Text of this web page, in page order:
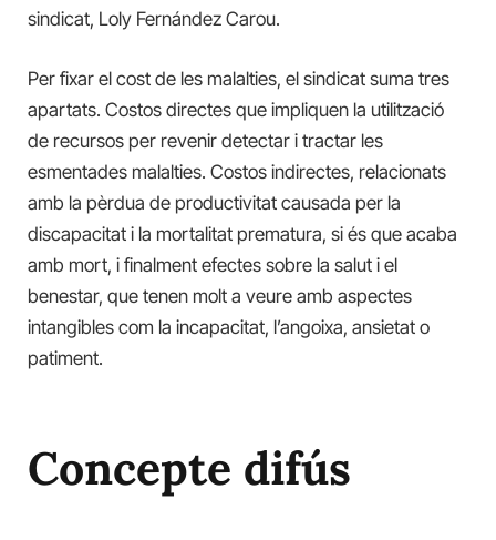
sindicat, Loly Fernández Carou.
Per fixar el cost de les malalties, el sindicat suma tres
apartats. Costos directes que impliquen la utilització
de recursos per revenir detectar i tractar les
esmentades malalties. Costos indirectes, relacionats
amb la pèrdua de productivitat causada per la
discapacitat i la mortalitat prematura, si és que acaba
amb mort, i finalment efectes sobre la salut i el
benestar, que tenen molt a veure amb aspectes
intangibles com la incapacitat, l’angoixa, ansietat o
patiment.
Concepte difús